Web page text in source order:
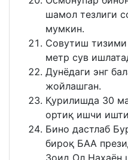
шамол тезлиги
мумкин.
Совутиш тизими
метр сув
Дунёдаги энг
жойлашган.
Қурилишда 30
ортиқ ишчи
Бино дастлаб
бироқ БАА
Зоид Ол Наҳаён